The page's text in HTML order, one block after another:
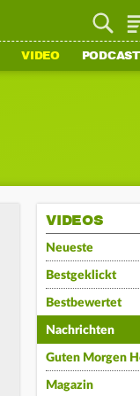
VIDEO PODCAST
VIDEOS
Neueste
Bestgeklickt
Bestbewertet
Nachrichten
Guten Morgen
Magazin